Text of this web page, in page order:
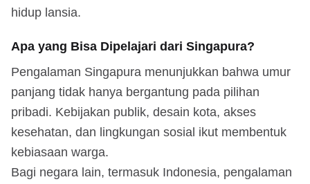
hidup lansia.
Apa yang Bisa Dipelajari dari Singapura?
Pengalaman Singapura menunjukkan bahwa umur
panjang tidak hanya bergantung pada pilihan
pribadi. Kebijakan publik, desain kota, akses
kesehatan, dan lingkungan sosial ikut membentuk
kebiasaan warga.
Bagi negara lain, termasuk Indonesia, pengalaman